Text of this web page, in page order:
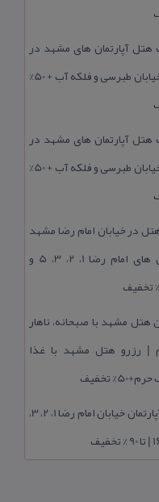
آپارتمان های مشهد در
هتل خیابان طبرسی و فلکه آب + 50%
آپارتمان های مشهد در
هتل خیابان طبرسی و فلکه آب + 50%
در خیابان امام رضا مشهد
| هتل‌ های امام رضا 1، 2، 3، 5 و
هتل مشهد با صبحانه، ناهار
| رزرو هتل مشهد با غذا
تخفیف
هتل آپارتمان خیابان امام رضا 1، 2، 3،